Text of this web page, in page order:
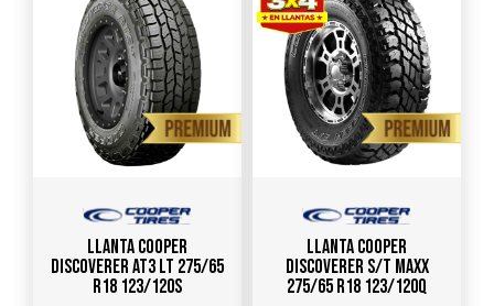
Llanta COOPER
Discoverer AT3 LT 275/65
R18 123/120S
Llanta COOPER
Discoverer S/T Maxx
275/65 R18 123/120Q